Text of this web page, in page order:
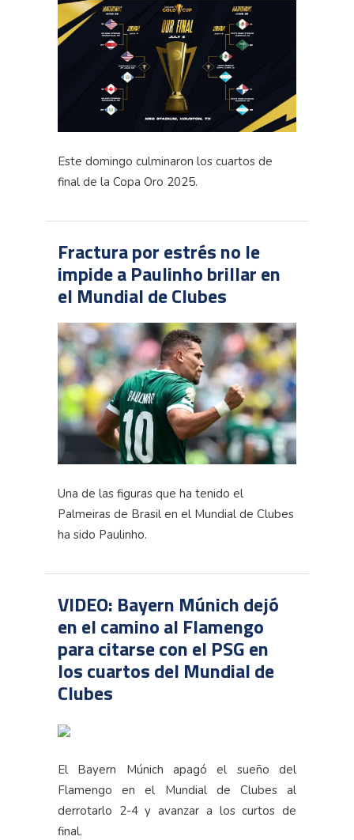
Este domingo culminaron los cuartos de
final de la Copa Oro 2025.
Fractura por estrés no le
impide a Paulinho brillar en
el Mundial de Clubes
Una de las figuras que ha tenido el
Palmeiras de Brasil en el Mundial de Clubes
ha sido Paulinho.
VIDEO: Bayern Múnich dejó
en el camino al Flamengo
para citarse con el PSG en
los cuartos del Mundial de
Clubes
El Bayern Múnich apagó el sueño del
Flamengo en el Mundial de Clubes al
derrotarlo 2-4 y avanzar a los curtos de
final.